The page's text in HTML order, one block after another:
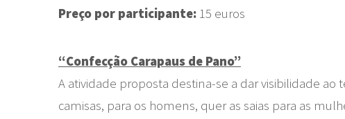
Preço por participante:15 euros
“Confecção Carapaus de Pano”
A atividade proposta destina-se a dar visibilidade ao
camisas, para os homens, quer as saias para as